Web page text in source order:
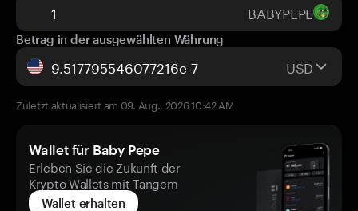
BABYPEPE
Betrag in der ausgewählten Währung
USD
Zuletzt aktualisiert am 09. Aug., 2026 10:42 AM
Wallet für Baby Pepe
Erleben Sie die Zukunft der
Krypto-Wallets mit Tangem
Wallet erhalten